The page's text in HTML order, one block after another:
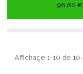
96,60
Affichage 1-10 de 10